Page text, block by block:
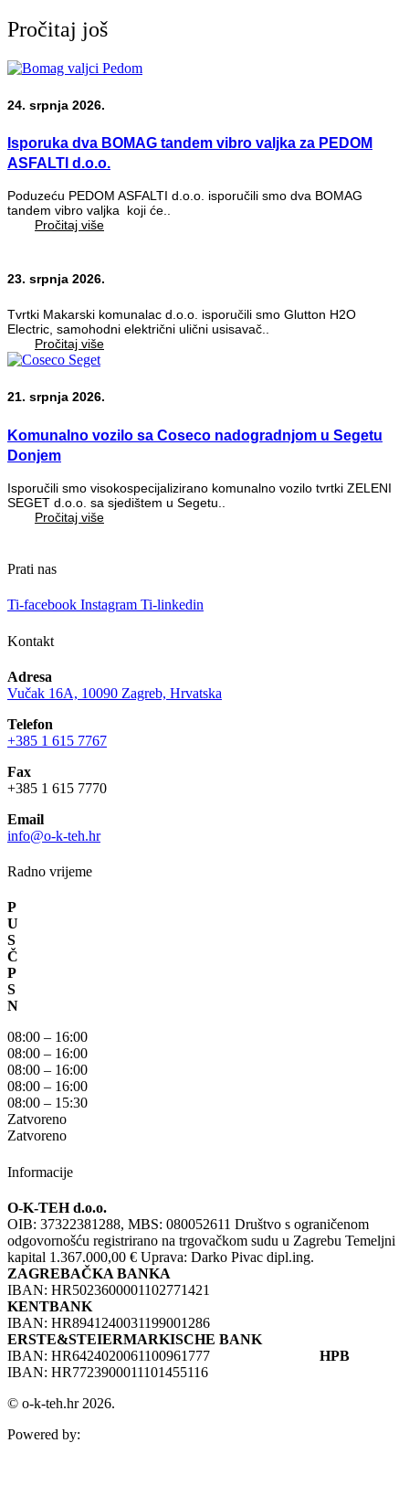
Pročitaj još
24. srpnja 2026.
Isporuka dva BOMAG tandem vibro valjka za PEDOM
ASFALTI d.o.o.
Poduzeću PEDOM ASFALTI d.o.o. isporučili smo dva BOMAG
tandem vibro valjka koji će..
Pročitaj više
23. srpnja 2026.
Tvrtki Makarski komunalac d.o.o. isporučili smo Glutton H2O
Electric, samohodni električni ulični usisavač..
Pročitaj više
21. srpnja 2026.
Komunalno vozilo sa Coseco nadogradnjom u Segetu
Donjem
Isporučili smo visokospecijalizirano komunalno vozilo tvrtki ZELENI
SEGET d.o.o. sa sjedištem u Segetu..
Pročitaj više
Prati nas
Ti-facebook Instagram Ti-linkedin
Kontakt
Adresa
Vučak 16A, 10090 Zagreb, Hrvatska
Telefon
+385 1 615 7767
Fax
+385 1 615 7770
Email
info@o-k-teh.hr
Radno vrijeme
P
U
S
Č
P
S
N
08:00 – 16:00
08:00 – 16:00
08:00 – 16:00
08:00 – 16:00
08:00 – 15:30
Zatvoreno
Zatvoreno
Informacije
O-K-TEH d.o.o.
OIB: 37322381288, MBS: 080052611 Društvo s ograničenom
odgovornošću registrirano na trgovačkom sudu u Zagrebu Temeljni
kapital 1.367.000,00 € Uprava: Darko Pivac dipl.ing.
ZAGREBAČKA BANKA
IBAN: HR5023600001102771421
KENTBANK
IBAN: HR8941240031199001286
ERSTE&STEIERMARKISCHE BANK
IBAN: HR6424020061100961777 HPB
IBAN: HR7723900011101455116
© o-k-teh.hr 2026.
Powered by: